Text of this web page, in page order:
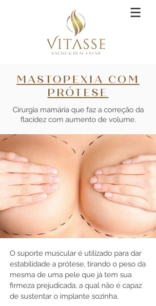
MASTOPEXIA COM
PRÓTESE
Cirurgia mamária que faz a correção da
flacidez com aumento de volume.
O suporte muscular é utilizado para dar
estabilidade a prótese, tirando o peso da
mesma de uma pele que já tem sua
firmeza prejudicada, a qual não é capaz
de sustentar o implante sozinha.